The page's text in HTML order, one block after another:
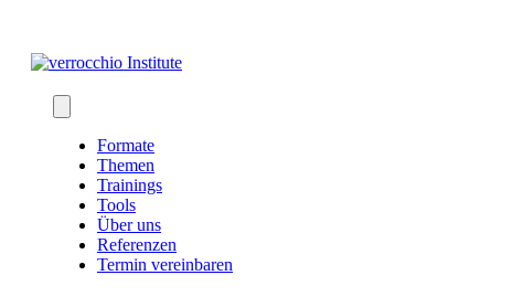
content
Formate
Themen
Trainings
Tools
Über uns
Referenzen
Termin vereinbaren